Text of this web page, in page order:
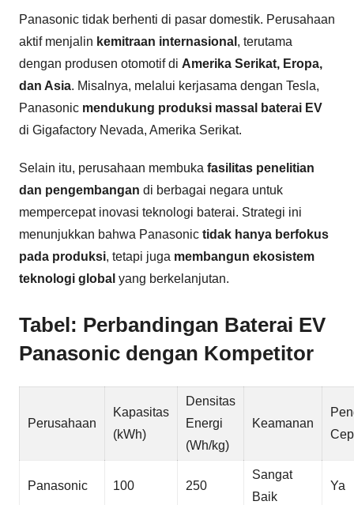
Panasonic tidak berhenti di pasar domestik. Perusahaan
aktif menjalin kemitraan internasional , terutama
dengan produsen otomotif di Amerika Serikat, Eropa,
dan Asia. Misalnya, melalui kerjasama dengan Tesla,
Panasonic mendukung produksi massal baterai EV
di Gigafactory Nevada, Amerika Serikat.
Selain itu, perusahaan membuka fasilitas penelitian
dan pengembangan di berbagai negara untuk
mempercepat inovasi teknologi baterai. Strategi ini
menunjukkan bahwa Panasonic tidak hanya berfokus
pada produksi, tetapi juga membangun ekosistem
teknologi global yang berkelanjutan.
Tabel: Perbandingan Baterai EV
Panasonic dengan Kompetitor
Perusahaan
Kapasitas
(kWh)
Densitas
Energi
(Wh/kg)
Keamanan
Panasonic 100 250
Sangat
Baik
Ya